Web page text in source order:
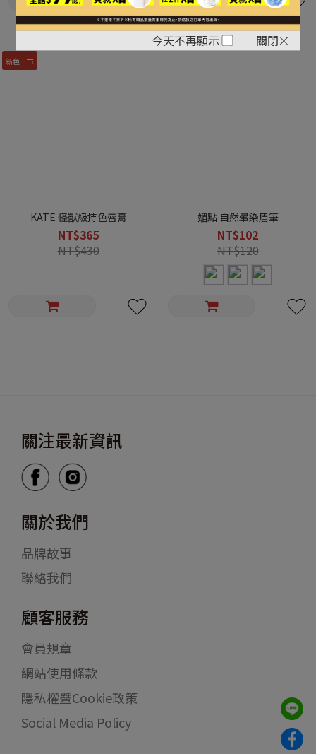
今天不再顯示 關閉
新色上市
KATE 怪獸級持色唇膏
NT$365
NT$430
媚點 自然暈染眉筆
NT$102
NT$120
關注最新資訊
關於我們
品牌故事
聯絡我們
顧客服務
會員規章
網站使用條款
隱私權暨Cookie政策
Social Media Policy